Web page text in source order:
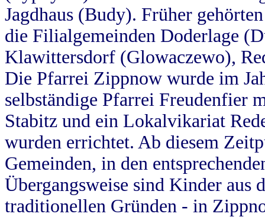
Jagdhaus (Budy). Früher
die Filialgemeinden Doderlage
Klawittersdorf (Glowaczewo),
Die Pfarrei Zippnow wurde im
selbständige Pfarrei Freudenfier
Stabitz und ein Lokalvikariat
wurden errichtet. Ab diesem
Gemeinden, in den
Übergangsweise sind Kinder aus
traditionellen Gründen - in